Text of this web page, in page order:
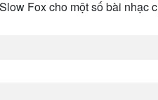
Fox cho một số bài nhạc